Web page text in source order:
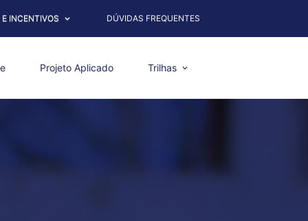
INCENTIVOS DÚVIDAS FREQUENTES
Projeto Aplicado Trilhas